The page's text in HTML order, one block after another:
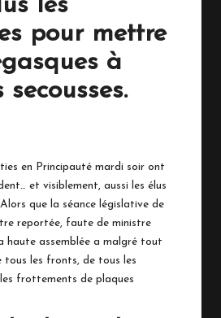
les
pour mettre
à
secousses.
en Principauté mardi soir ont
et visiblement, aussi les élus
que la séance législative de
reportée, faute de ministre
haute assemblée a malgré tout
tous les fronts, de tous les
frottements de plaques